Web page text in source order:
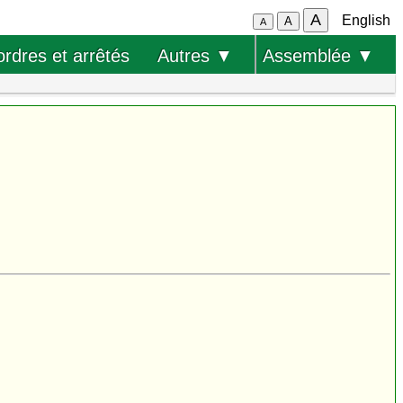
A A A English
et arrêtés Autres ▼ Assemblée ▼